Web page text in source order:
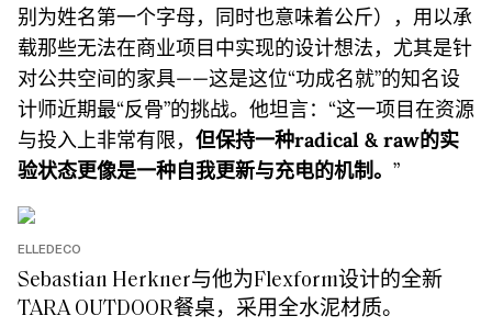
别为姓名第一个字母，同时也意味着公斤），用以承
载那些无法在商业项目中实现的设计想法，尤其是针
对公共空间的家具——这是这位“功成名就”的知名设
计师近期最“反骨”的挑战。他坦言：“这一项目在资源
与投入上非常有限， 但保持一种radical & raw的实
验状态更像是一种自我更新与充电的机制。 ”
ELLEDECO
Sebastian Herkner与他为Flexform设计的全新
TARA OUTDOOR餐桌，采用全水泥材质。